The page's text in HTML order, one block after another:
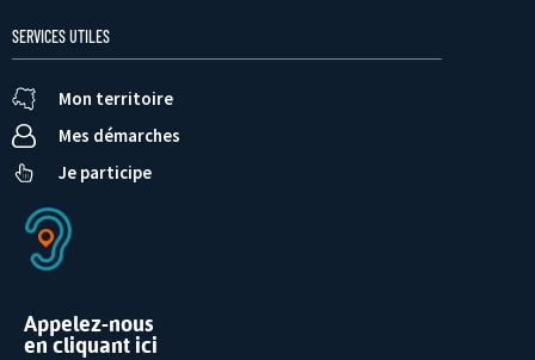
SERVICES UTILES
Mon territoire
Mes démarches
Je participe
Appelez-nous
en cliquant ici